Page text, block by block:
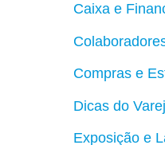
Caixa e
Compras e
Dicas do
Exposição e